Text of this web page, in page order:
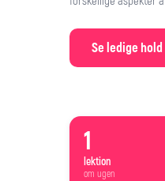
Se ledige
1
lektion
om ugen